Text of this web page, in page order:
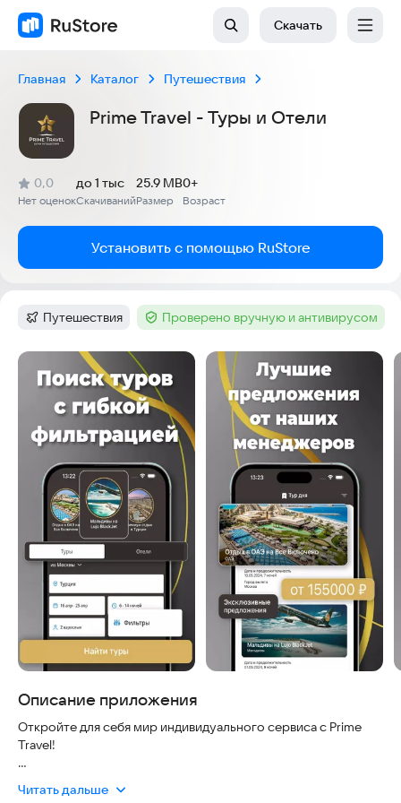
Скачать
Главная Каталог Путешествия
Prime Travel - Туры и Отели
Рейтинг:
0,0
(
Нет оценок
)
Скачиваний
до 1 тыс
Размер
25.9 MB
Возраст
0+
Установить с помощью RuStore
Категория:
Путешествия Тег :Проверено вручную и антивирусом
Скриншоты
Описание приложения
Откройте для себя мир индивидуального сервиса с Prime
Travel!
офисами в Москве. Наша команда экспертов с многолетним
Читать дальше